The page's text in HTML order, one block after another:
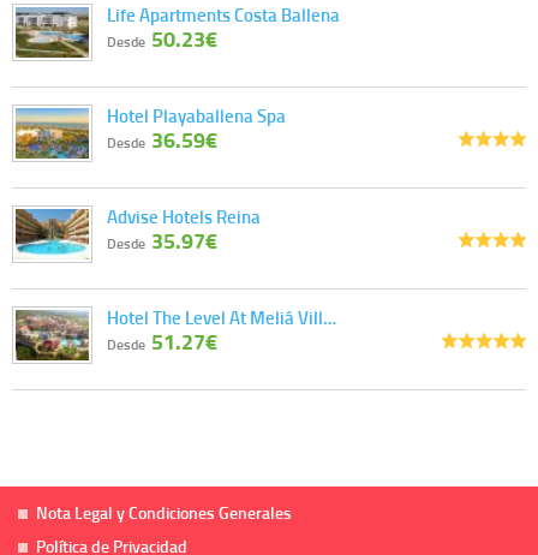
Life Apartments Costa Ballena
Desde 50.23€
Hotel Playaballena Spa
Desde 36.59€
Advise Hotels Reina
Desde 35.97€
Hotel The Level At Meliá Vill…
Desde 51.27€
Nota Legal y Condiciones Generales
Política de Privacidad